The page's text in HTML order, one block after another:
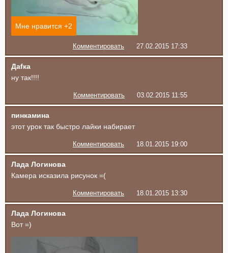
Мне нравится +2
Комментировать 27.02.2015 17:33
Даfка
ну так!!!!
Комментировать 03.02.2015 11:55
пинкамина
этот урок так быстро лайки набирает
Комментировать 18.01.2015 19:00
Лада Логинова
Камера исказила рисунок =(
Комментировать 18.01.2015 13:30
Лада Логинова
Вот =)